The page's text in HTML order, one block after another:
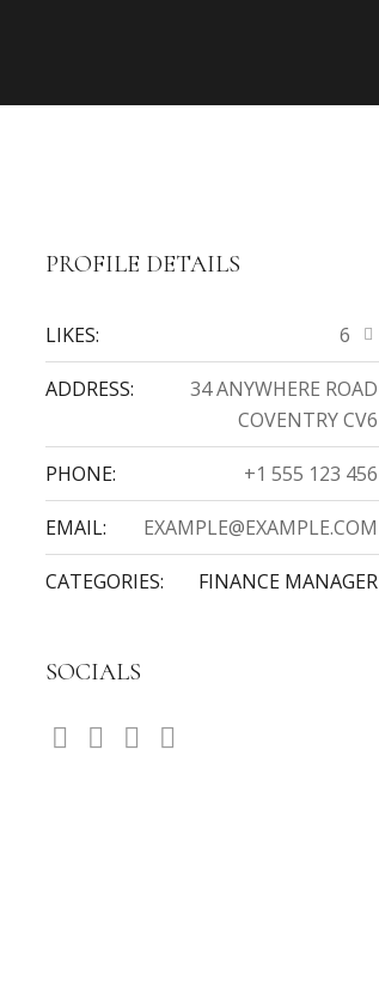
PROFILE DETAILS
LIKES: 6
ADDRESS:
34 ANYWHERE ROAD
COVENTRY CV6
PHONE: +1 555 123 456
EMAIL: EXAMPLE@EXAMPLE.COM
CATEGORIES: FINANCE MANAGER
SOCIALS